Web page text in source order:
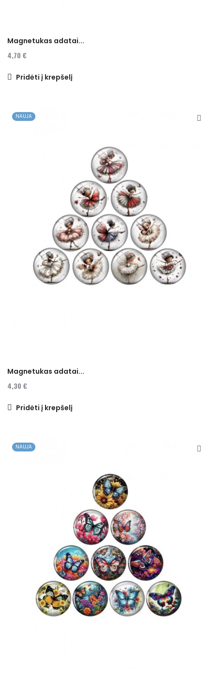
Magnetukas adatai...
4,70 €
Pridėti į krepšelį
NAUJA
Magnetukas adatai...
4,30 €
Pridėti į krepšelį
NAUJA